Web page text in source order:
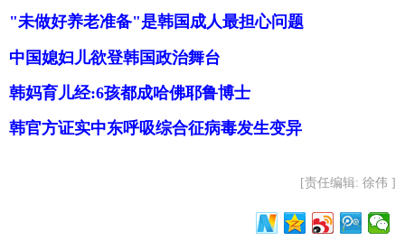
"未做好养老准备"是韩国成人最担心问题
中国媳妇儿欲登韩国政治舞台
韩妈育儿经:6孩都成哈佛耶鲁博士
韩官方证实中东呼吸综合征病毒发生变异
[责任编辑: 徐伟 ]